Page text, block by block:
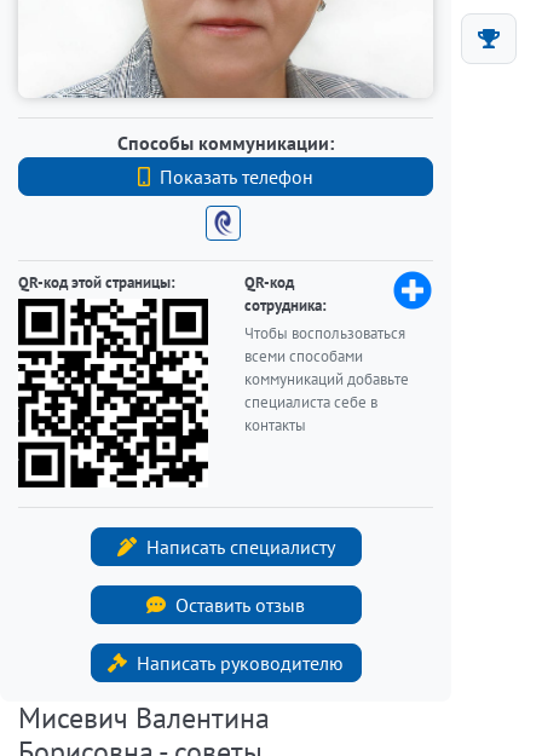
Способы коммуникации:
Показать телефон
+7 (812) 740-70-40
QR-код этой страницы:
QR-код
сотрудника:
Чтобы воспользоваться
всеми способами
коммуникаций добавьте
специалиста себе в
контакты
Написать специалисту
Оставить отзыв
Написать руководителю
Мисевич Валентина